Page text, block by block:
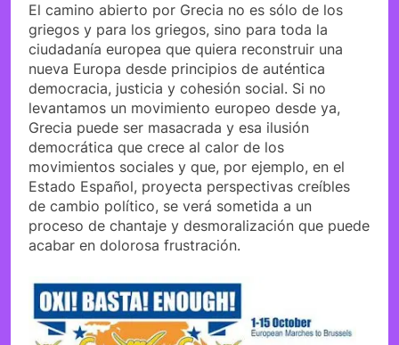
El camino abierto por Grecia no es sólo de los
griegos y para los griegos, sino para toda la
ciudadanía europea que quiera reconstruir una
nueva Europa desde principios de auténtica
democracia, justicia y cohesión social. Si no
levantamos un movimiento europeo desde ya,
Grecia puede ser masacrada y esa ilusión
democrática que crece al calor de los
movimientos sociales y que, por ejemplo, en el
Estado Español, proyecta perspectivas creíbles
de cambio político, se verá sometida a un
proceso de chantaje y desmoralización que puede
acabar en dolorosa frustración.